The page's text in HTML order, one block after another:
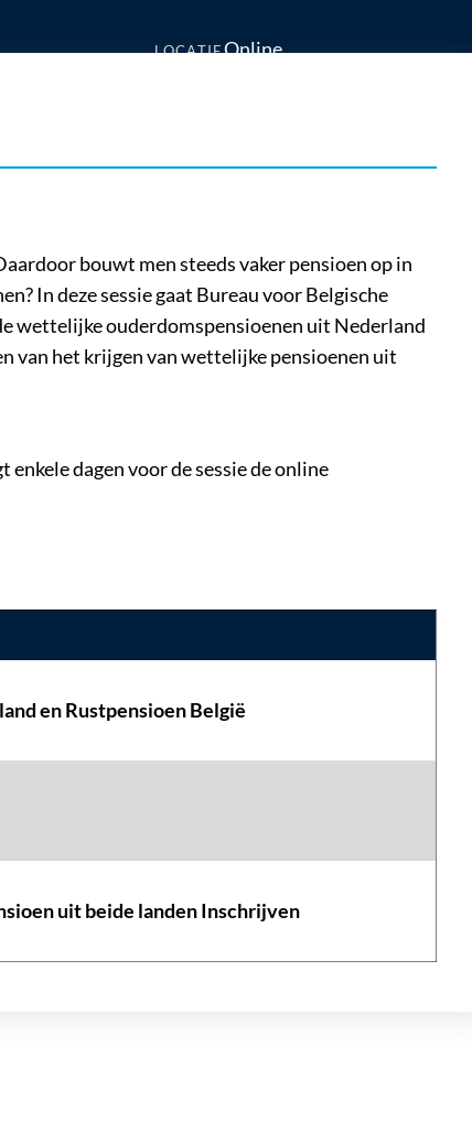
LOCATIEOnline
bouwt men steeds vaker pensioen op in
In deze sessie gaat Bureau voor Belgische
wettelijke ouderdomspensioenen uit Nederland
van het krijgen van wettelijke pensioenen uit
dagen voor de sessie de online
en Rustpensioen België
uit beide landen Inschrijven